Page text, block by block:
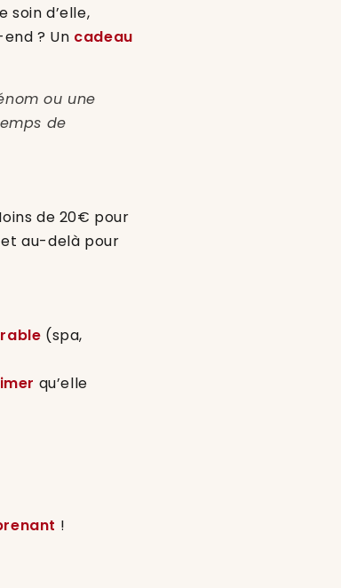
d’elle,
? Un cadeau
ou une
de
de 20€ pour
au-delà pour
(spa,
qu’elle
!